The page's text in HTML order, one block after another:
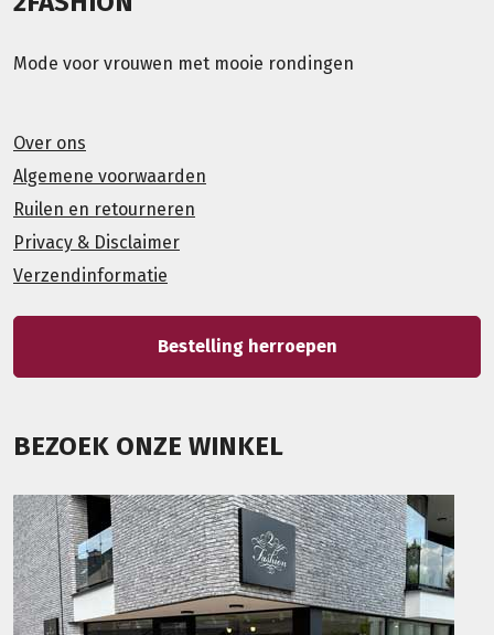
Mode voor vrouwen met mooie rondingen
Over ons
Algemene voorwaarden
Ruilen en retourneren
Privacy & Disclaimer
Verzendinformatie
Bestelling herroepen
BEZOEK ONZE WINKEL